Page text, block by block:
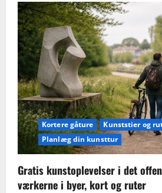
i
Fredericia:
placering,
historie
og
hvad
du
skal
kigge
efter
Kortere gåture
Kunststier og
Planlæg din kunsttur
Gratis kunstoplevelser i det
værkerne i byer, kort og ruter